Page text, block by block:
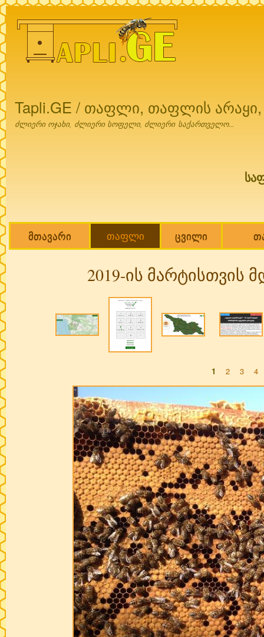
Tapli.GE / თაფლი, თაფლის
ძლიერი ოჯახი, ძლიერი სოფელი, ძლიერი საქართველო...
Main menu
მთავარი თაფლი ცვილი
2019-ის მარტისთვის
Pages
1 2 3 4